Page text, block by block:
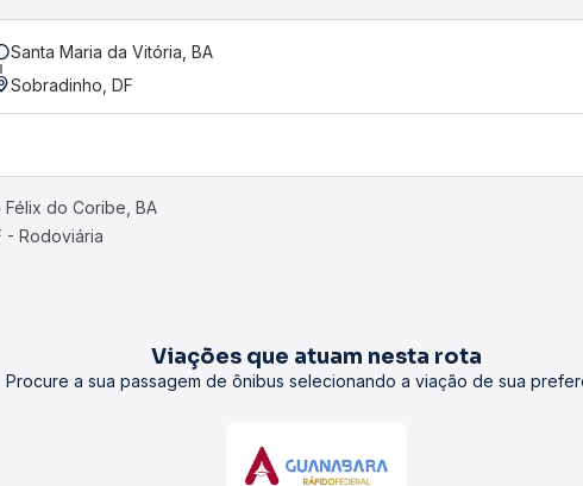
Santa Maria da Vitória, BA
Sobradinho, DF
Félix do Coribe, BA
- Rodoviária
Viações que atuam nesta rota
Procure a sua passagem de ônibus selecionando a viação de sua